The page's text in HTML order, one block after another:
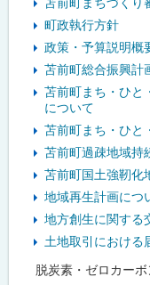
町政執行方針
政策・予算説明概
苫前町総合振興計
苫前町まち・ひと
について
苫前町まち・ひと
苫前町過疎地域持
苫前町国土強靭化
地域再生計画につ
地方創生に関する
土地取引における
脱炭素・ゼロカーボ